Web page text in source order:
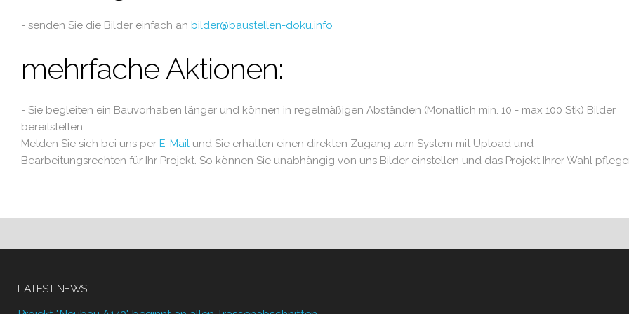
- senden Sie die Bilder einfach an bilder@baustellen-doku.info
mehrfache Aktionen:
- Sie begleiten ein Bauvorhaben länger und können in regelmäßigen Abständen (Monatlich min. 10 - max 100 Stk) Bilder
bereitstellen.
Melden Sie sich bei uns per E-Mail und Sie erhalten einen direkten Zugang zum System mit Upload und
Bearbeitungsrechten für Ihr Projekt. So können Sie unabhängig von uns Bilder einstellen und das Projekt Ihrer Wahl
LATEST NEWS